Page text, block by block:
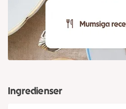
Ingredienser